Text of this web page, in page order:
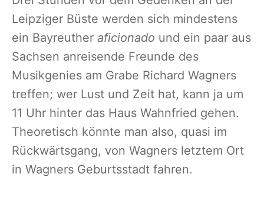
Leipziger Büste werden sich mindestens
ein Bayreuther aficionado und ein paar aus
Sachsen anreisende Freunde des
Musikgenies am Grabe Richard Wagners
treffen; wer Lust und Zeit hat, kann ja um
11 Uhr hinter das Haus Wahnfried gehen.
Theoretisch könnte man also, quasi im
Rückwärtsgang, von Wagners letztem Ort
in Wagners Geburtsstadt fahren.